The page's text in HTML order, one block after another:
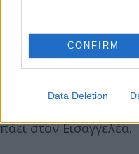
CONFIRM
Data Deletion
καλή και οι
πολίτες ζητούν όσες
πληροφορίες για το
βρήκαν και το
πάει στον Εισαγγελέα.